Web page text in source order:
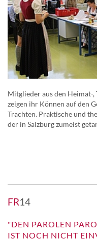
Mitglieder aus den Heimat-
zeigen ihr Können auf den
Trachten. Praktische und
der in Salzburg zumeist
FR14
"DEN PAROLEN
IST NOCH NICHT